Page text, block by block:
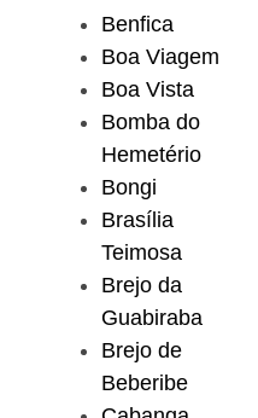
Benfica
Boa Viagem
Boa Vista
Bomba do
Hemetério
Bongi
Brasília
Teimosa
Brejo da
Guabiraba
Brejo de
Beberibe